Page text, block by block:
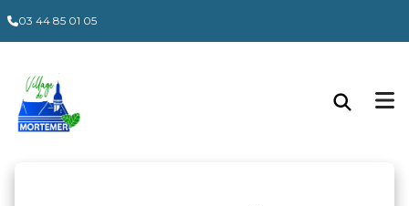
03 44 85 01 05